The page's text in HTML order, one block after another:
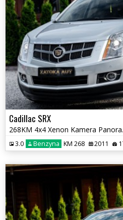
Cadillac SRX
268KM 4x4
3.0 Benzyna KM 268 2011